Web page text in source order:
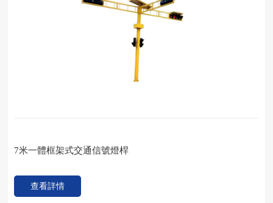
7米一體框架式交通信號燈桿
查看詳情